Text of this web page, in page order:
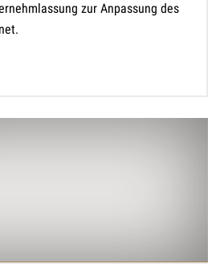
zur Anpassung des